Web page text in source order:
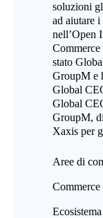
soluzioni
ad aiutare
nell’Open
stato
GroupM e
Global
Global
GroupM,
Xaxis per
Aree di
Commerce